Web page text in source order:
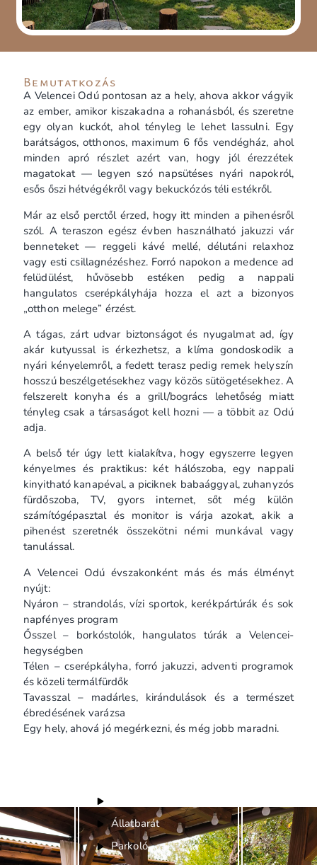
Bemutatkozás
A Velencei Odú pontosan az a hely, ahova akkor vágyik
az ember, amikor kiszakadna a rohanásból, és szeretne
egy olyan kuckót, ahol tényleg le lehet lassulni. Egy
barátságos, otthonos, maximum 6 fős vendégház, ahol
minden apró részlet azért van, hogy jól érezzétek
magatokat — legyen szó napsütéses nyári napokról,
esős őszi hétvégékről vagy bekuckózós téli estékről.
Már az első perctől érzed, hogy itt minden a pihenésről
szól. A teraszon egész évben használható jakuzzi vár
benneteket — reggeli kávé mellé, délutáni relaxhoz
vagy esti csillagnézéshez. Forró napokon a medence ad
felüdülést, hűvösebb estéken pedig a nappali
hangulatos cserépkályhája hozza el azt a bizonyos
„otthon melege” érzést.
A tágas, zárt udvar biztonságot és nyugalmat ad, így
akár kutyussal is érkezhetsz, a klíma gondoskodik a
nyári kényelemről, a fedett terasz pedig remek helyszín
hosszú beszélgetésekhez vagy közös sütögetésekhez. A
felszerelt konyha és a grill/bogrács lehetőség miatt
tényleg csak a társaságot kell hozni — a többit az Odú
adja.
A belső tér úgy lett kialakítva, hogy egyszerre legyen
kényelmes és praktikus: két hálószoba, egy nappali
kinyitható kanapéval, a piciknek babaággyal, zuhanyzós
fürdőszoba, TV, gyors internet, sőt még külön
számítógépasztal és monitor is várja azokat, akik a
pihenést szeretnék összekötni némi munkával vagy
tanulással.
A Velencei Odú évszakonként más és más élményt
nyújt:
Nyáron – strandolás, vízi sportok, kerékpártúrák és sok
napfényes program
Ősszel – borkóstolók, hangulatos túrák a Velencei-
hegységben
Télen – cserépkályha, forró jakuzzi, adventi programok
és közeli termálfürdők
Tavasszal – madárles, kirándulások és a természet
ébredésének varázsa
Egy hely, ahová jó megérkezni, és még jobb maradni.
Állatbarát
Parkoló